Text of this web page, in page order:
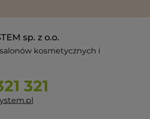
sp. z o.o.
kosmetycznych i
321